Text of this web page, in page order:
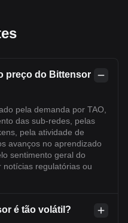
preço do Bittensor
pela demanda por TAO,
das sub-redes, pelas
pela atividade de
avanços no aprendizado
sentimento geral do
notícias regulatórias ou
é tão volátil?